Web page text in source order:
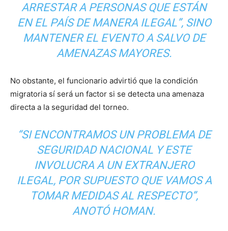
ARRESTAR A PERSONAS QUE ESTÁN
EN EL PAÍS DE MANERA ILEGAL”, SINO
MANTENER EL EVENTO A SALVO DE
AMENAZAS MAYORES.
No obstante, el funcionario advirtió que la condición
migratoria sí será un factor si se detecta una amenaza
directa a la seguridad del torneo.
“SI ENCONTRAMOS UN PROBLEMA DE
SEGURIDAD NACIONAL Y ESTE
INVOLUCRA A UN EXTRANJERO
ILEGAL, POR SUPUESTO QUE VAMOS A
TOMAR MEDIDAS AL RESPECTO”,
ANOTÓ HOMAN.